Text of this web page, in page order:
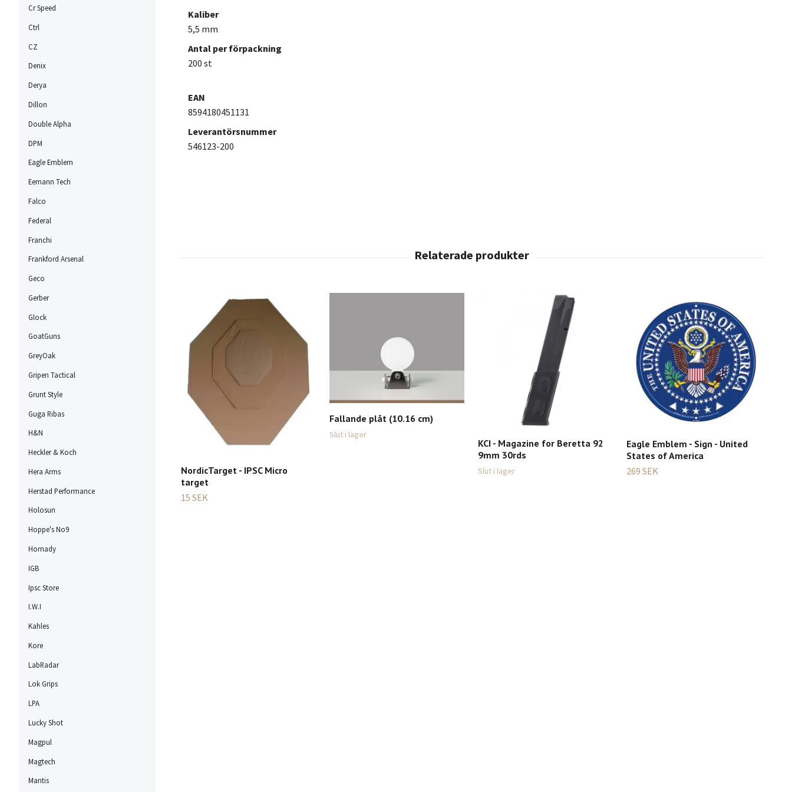
Cr Speed
Ctrl
CZ
Denix
Derya
Dillon
Double Alpha
DPM
Eagle Emblem
Eemann Tech
Falco
Federal
Franchi
Frankford Arsenal
Geco
Gerber
Glock
GoatGuns
GreyOak
Gripen Tactical
Grunt Style
Guga Ribas
H&N
Heckler & Koch
Hera Arms
Herstad Performance
Holosun
Hoppe's No9
Hornady
IGB
Ipsc Store
I.W.I
Kahles
Kore
LabRadar
Lok Grips
LPA
Lucky Shot
Magpul
Magtech
Mantis
Kaliber
5,5 mm
Antal per förpackning
200 st
EAN
8594180451131
Leverantörsnummer
546123-200
NordicTarget - IPSC Micro
target
15 SEK
Fallande plåt (10.16 cm)
Slut i lager
KCI - Magazine for Beretta 92
9mm 30rds
Slut i lager
Eagle Emblem - Sign - United
States of America
269 SEK